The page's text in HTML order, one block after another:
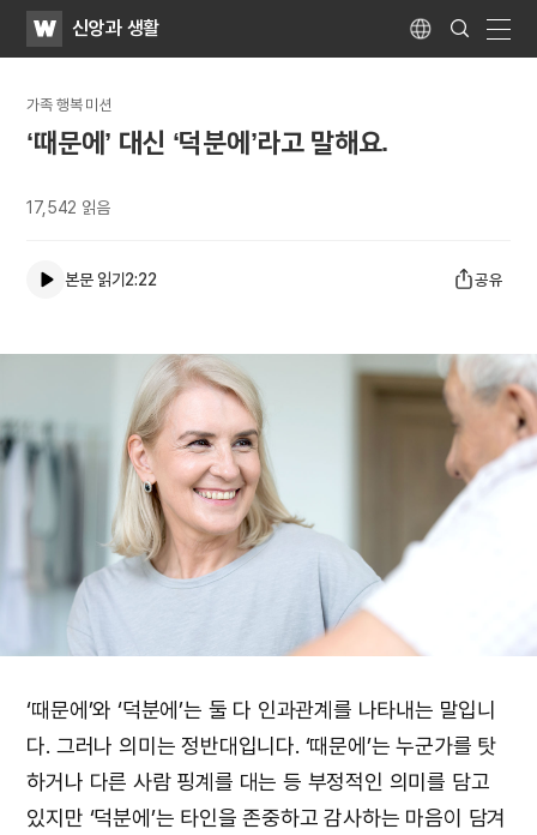
WATV신앙과 생활 Language
Search
Submit
가족 행복 미션
‘때문에’ 대신 ‘덕분에’라고 말해요.
17,542 읽음
본문 읽기2:22 공유
‘때문에’와 ‘덕분에’는 둘 다 인과관계를 나타내는 말입니
다. 그러나 의미는 정반대입니다. ‘때문에’는 누군가를 탓
하거나 다른 사람 핑계를 대는 등 부정적인 의미를 담고
있지만 ‘덕분에’는 타인을 존중하고 감사하는 마음이 담겨